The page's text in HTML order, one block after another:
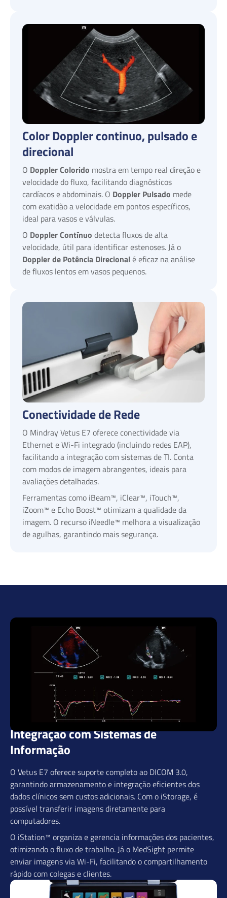
Color Doppler continuo, pulsado e
direcional
O Doppler Colorido mostra em tempo real direção e
velocidade do fluxo, facilitando diagnósticos
cardíacos e abdominais. O Doppler Pulsado mede
com exatidão a velocidade em pontos específicos,
ideal para vasos e válvulas.
O Doppler Contínuo detecta fluxos de alta
velocidade, útil para identificar estenoses. Já o
Doppler de Potência Direcionalé eficaz na análise
de fluxos lentos em vasos pequenos.
Conectividade de Rede
O Mindray Vetus E7 oferece conectividade via
Ethernet e Wi-Fi integrado (incluindo redes EAP),
facilitando a integração com sistemas de TI. Conta
com modos de imagem abrangentes, ideais para
avaliações detalhadas.
Ferramentas como iBeam™, iClear™, iTouch™,
iZoom™ e Echo Boost™ otimizam a qualidade da
imagem. O recurso iNeedle™ melhora a visualização
de agulhas, garantindo mais segurança.
Integração com Sistemas de
Informação
O Vetus E7 oferece suporte completo ao DICOM 3.0,
garantindo armazenamento e integração eficientes dos
dados clínicos sem custos adicionais. Com o iStorage, é
possível transferir imagens diretamente para
computadores.
O iStation™ organiza e gerencia informações dos pacientes,
otimizando o fluxo de trabalho. Já o MedSight permite
enviar imagens via Wi-Fi, facilitando o compartilhamento
rápido com colegas e clientes.